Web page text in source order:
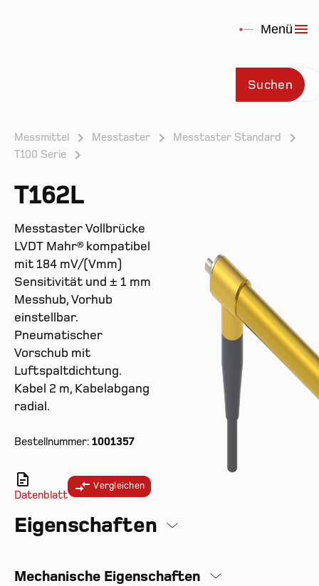
Menü
Suchen
Messmittel Messtaster
Messtaster Standard
T100 Serie
T162L
Messtaster Vollbrücke
LVDT Mahr® kompatibel
mit 184 mV/(Vmm)
Sensitivität und ± 1 mm
Messhub, Vorhub
einstellbar.
Pneumatischer
Vorschub mit
Luftspaltdichtung.
Kabel 2 m, Kabelabgang
radial.
Bestellnummer: 1001357
Datenblatt
Vergleichen
Eigenschaften
Mechanische Eigenschaften